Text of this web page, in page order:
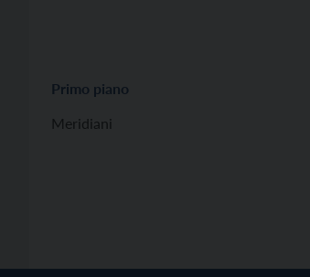
Primo piano
Meridiani